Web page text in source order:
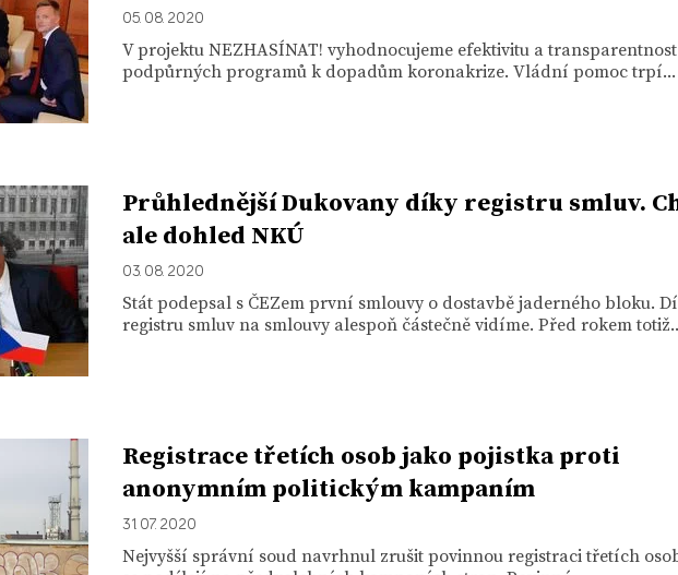
05. 08. 2020
V projektu NEZHASÍNAT! vyhodnocujeme efektivitu a transparentnost
podpůrných programů k dopadům koronakrize. Vládní pomoc trpí...
Průhlednější Dukovany díky registru smluv.
ale dohled NKÚ
03. 08. 2020
Stát podepsal s ČEZem první smlouvy o dostavbě jaderného bloku.
registru smluv na smlouvy alespoň částečně vidíme. Před rokem
Registrace třetích osob jako pojistka proti
anonymním politickým kampaním
31. 07. 2020
Nejvyšší správní soud navrhnul zrušit povinnou registraci třetích